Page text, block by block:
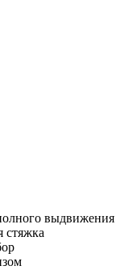
выдвижения
стяжка